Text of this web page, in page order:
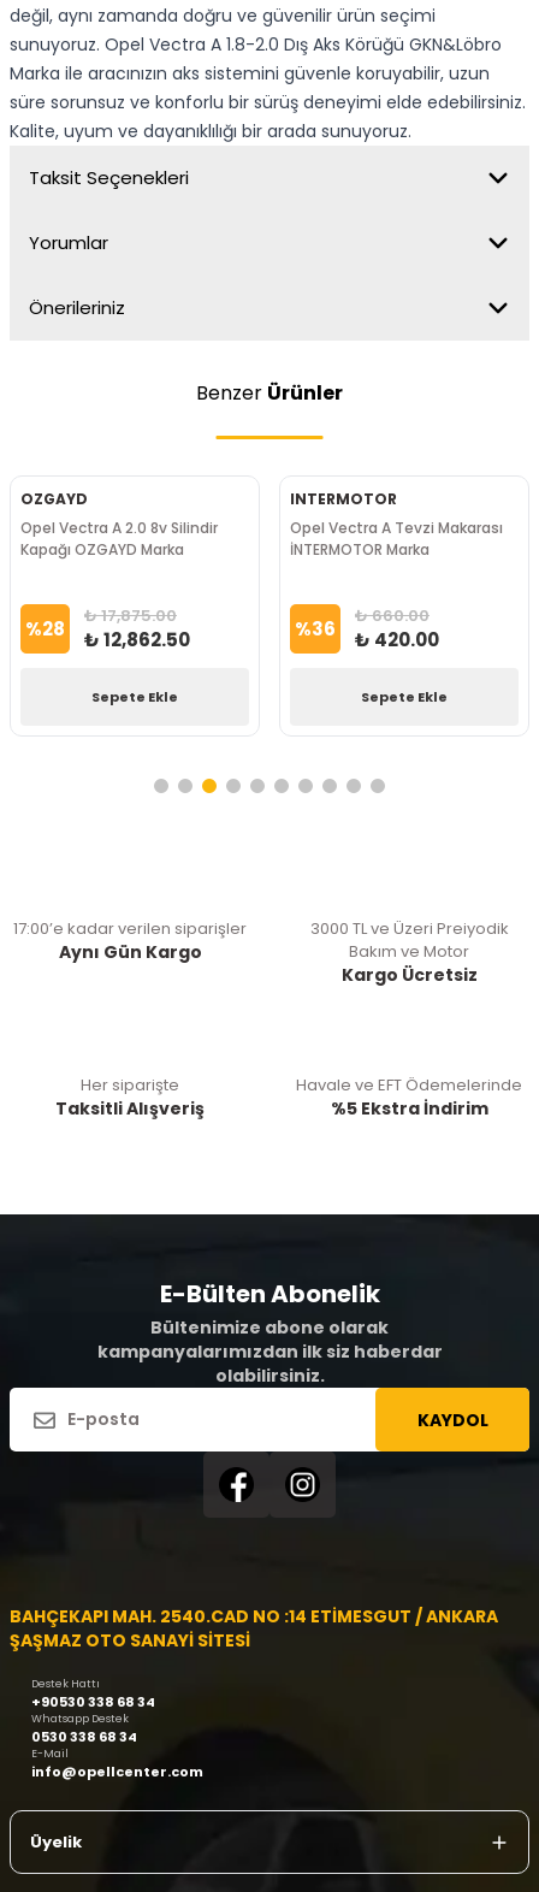
değil, aynı zamanda doğru ve güvenilir ürün seçimi
sunuyoruz. Opel Vectra A 1.8-2.0 Dış Aks Körüğü GKN&Löbro
Marka ile aracınızın aks sistemini güvenle koruyabilir, uzun
süre sorunsuz ve konforlu bir sürüş deneyimi elde edebilirsiniz.
Kalite, uyum ve dayanıklılığı bir arada sunuyoruz.
Taksit Seçenekleri
Yorumlar
Önerileriniz
Benzer Ürünler
OZGAYD
Opel Vectra A 2.0 8v Silindir
Kapağı OZGAYD Marka
%28 ₺ 17,875.00
₺ 12,862.50
Sepete Ekle
INTERMOTOR
Opel Vectra A Tevzi Makarası
İNTERMOTOR Marka
%36 ₺ 660.00
₺ 420.00
Sepete Ekle
17:00’e kadar verilen siparişler
Aynı Gün Kargo
3000 TL ve Üzeri Preiyodik
Bakım ve Motor
Kargo Ücretsiz
Her siparişte
Taksitli Alışveriş
Havale ve EFT Ödemelerinde
%5 Ekstra İndirim
E-Bülten Abonelik
Bültenimize abone olarak
kampanyalarımızdan ilk siz haberdar
olabilirsiniz.
KAYDOL
BAHÇEKAPI MAH. 2540.CAD NO :14 ETİMESGUT / ANKARA
ŞAŞMAZ OTO SANAYİ SİTESİ
Destek Hattı
+90530 338 68 34
Whatsapp Destek
0530 338 68 34
E-Mail
info@opellcenter.com
Üyelik